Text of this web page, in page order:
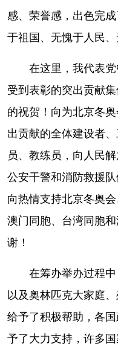
感、荣誉感，出色完
于祖国、无愧于人民
在这里，我代表党
受到表彰的突出贡献
的祝贺！向为北京冬
出贡献的全体建设者
员、教练员，向人民
公安干警和消防救援
向热情支持北京冬奥
澳门同胞、台湾同胞
谢！
在筹办举办过程中
以及奥林匹克大家庭
给予了积极帮助，各
予了大力支持，许多